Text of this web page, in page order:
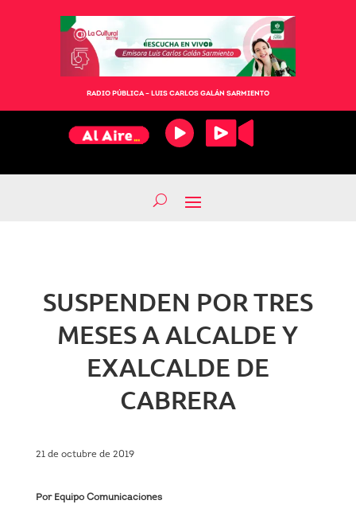
RADIO PÚBLICA – LUIS CARLOS GALÁN SARMIENTO
SUSPENDEN POR TRES
MESES A ALCALDE Y
EXALCALDE DE
CABRERA
21 de octubre de 2019
Por Equipo Comunicaciones